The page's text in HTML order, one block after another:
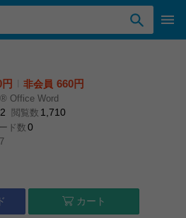
非会員 660円
Office Word
2 閲覧数 1,710
ド数 0
カート